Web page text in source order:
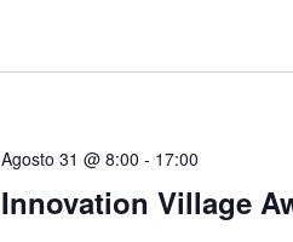
Innovation Village
Agosto 31 @ 8:00 - 17:00